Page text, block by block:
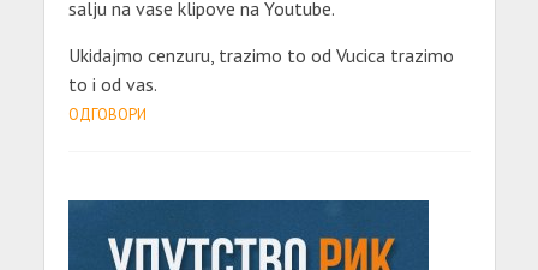
salju na vase klipove na Youtube.
Ukidajmo cenzuru, trazimo to od Vucica trazimo
to i od vas.
ОДГОВОРИ